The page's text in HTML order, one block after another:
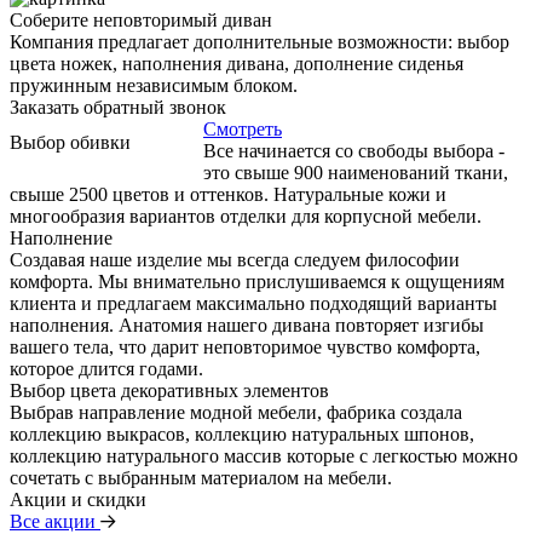
Соберите неповторимый диван
Компания предлагает дополнительные возможности: выбор
цвета ножек, наполнения дивана, дополнение сиденья
пружинным независимым блоком.
Заказать обратный звонок
Выбор обивки
Смотреть
Все начинается со свободы выбора -
это свыше 900 наименований ткани,
свыше 2500 цветов и оттенков. Натуральные кожи и
многообразия вариантов отделки для корпусной мебели.
Наполнение
Создавая наше изделие мы всегда следуем философии
комфорта. Мы внимательно прислушиваемся к ощущениям
клиента и предлагаем максимально подходящий варианты
наполнения. Анатомия нашего дивана повторяет изгибы
вашего тела, что дарит неповторимое чувство комфорта,
которое длится годами.
Выбор цвета декоративных элементов
Выбрав направление модной мебели, фабрика создала
коллекцию выкрасов, коллекцию натуральных шпонов,
коллекцию натурального массив которые с легкостью можно
сочетать с выбранным материалом на мебели.
Акции и скидки
Все акции